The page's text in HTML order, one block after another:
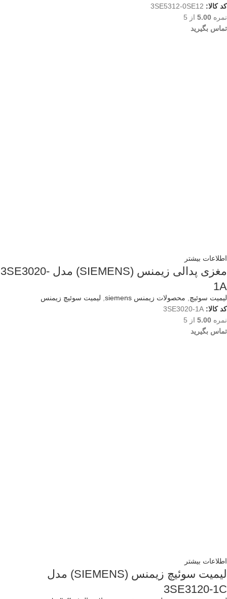
کد کالا: 3SE5312-0SE12
نمره 5.00 از 5
تماس بگیرید
اطلاعات بیشتر
مغزی پدالی زیمنس (SIEMENS) مدل 3SE3020-
1A
لیمیت سوئیچ محصولات زیمنس siemens
لیمیت سوئیچ زیمنس
کد کالا: 3SE3020-1A
نمره 5.00 از 5
تماس بگیرید
اطلاعات بیشتر
لیمیت سوئیچ زیمنس (SIEMENS) مدل
3SE3120-1C